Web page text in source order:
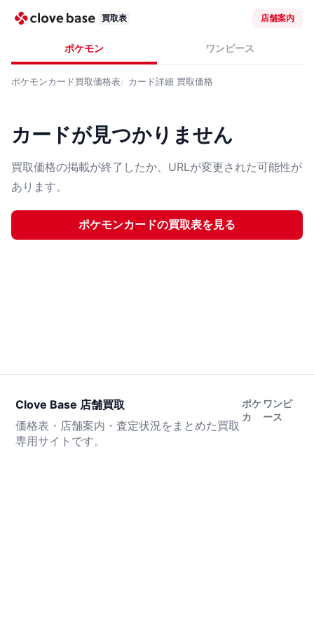
買取表 店舗案内
ポケモン ワンピース
ポケモンカード買取価格表 カード詳細 買取価格
カードが見つかりません
買取価格の掲載が終了したか、URLが変更された可能性が
あります。
ポケモンカードの買取表を見る
Clove Base 店舗買取
価格表・店舗案内・査定状況をまとめた買取
専用サイトです。
ポケ
カ
ワンピ
ース